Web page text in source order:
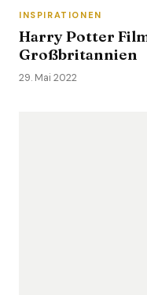
INSPIRATIONEN
Harry Potter
Großbritannien
29. Mai 2022